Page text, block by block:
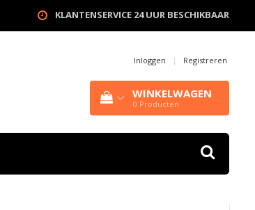
KLANTENSERVICE 24 UUR BESCHIKBAAR
Inloggen | Registreren
WINKELWAGEN
0 Producten